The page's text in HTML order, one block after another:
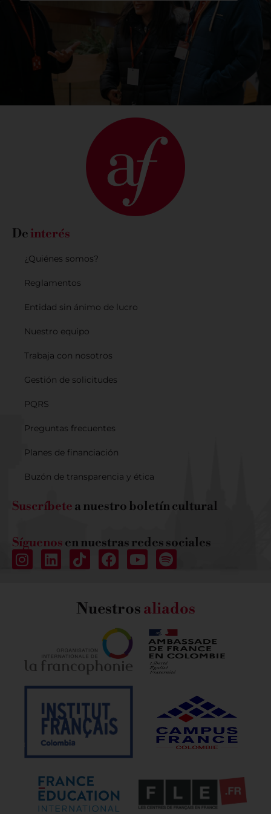
De interés
¿Quiénes somos?
Reglamentos
Entidad sin ánimo de lucro
Nuestro equipo
Trabaja con nosotros
Gestión de solicitudes
PQRS
Preguntas frecuentes
Planes de financiación
Buzón de transparencia y ética
Suscríbete a nuestro boletín cultural
Síguenos en nuestras redes sociales
Nuestrosaliados